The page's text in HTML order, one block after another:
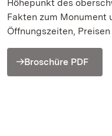
Höhepunkt des
Fakten zum Monument
Öffnungszeiten,
Broschüre PDF